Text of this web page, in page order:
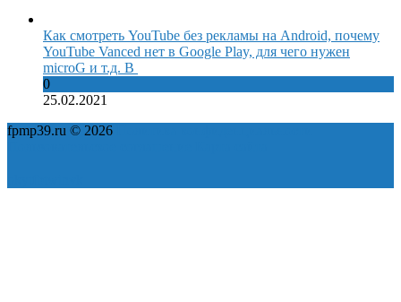
Как смотреть YouTube без рекламы на Android, почему
YouTube Vanced нет в Google Play, для чего нужен
microG и т.д. В
0
25.02.2021
fpmp39.ru © 2026